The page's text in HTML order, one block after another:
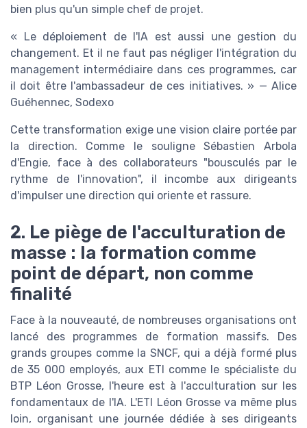
bien plus qu'un simple chef de projet.
« Le déploiement de l'IA est aussi une gestion du
changement. Et il ne faut pas négliger l'intégration du
management intermédiaire dans ces programmes, car
il doit être l'ambassadeur de ces initiatives. » — Alice
Guéhennec, Sodexo
Cette transformation exige une vision claire portée par
la direction. Comme le souligne Sébastien Arbola
d'Engie, face à des collaborateurs "bousculés par le
rythme de l'innovation", il incombe aux dirigeants
d'impulser une direction qui oriente et rassure.
2. Le piège de l'acculturation de
masse : la formation comme
point de départ, non comme
finalité
Face à la nouveauté, de nombreuses organisations ont
lancé des programmes de formation massifs. Des
grands groupes comme la SNCF, qui a déjà formé plus
de 35 000 employés, aux ETI comme le spécialiste du
BTP Léon Grosse, l'heure est à l'acculturation sur les
fondamentaux de l'IA. L'ETI Léon Grosse va même plus
loin, organisant une journée dédiée à ses dirigeants